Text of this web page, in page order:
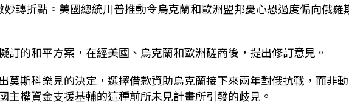
轉折點。美國總統川普推動令烏克蘭和歐洲盟邦憂心恐過度偏向俄羅
訂的和平方案，在經美國、烏克蘭和歐洲磋商後，提出修訂意見。
莫斯科樂見的決定，選擇借款資助烏克蘭接下來兩年對俄抗戰，而非
主權資金支援基輔的這種前所未見計畫所引發的歧見。